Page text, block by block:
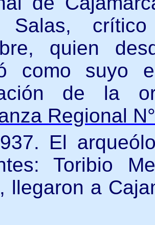
Salas,
quien
como suyo
de la
Regional
El
Toribio
llegaron a